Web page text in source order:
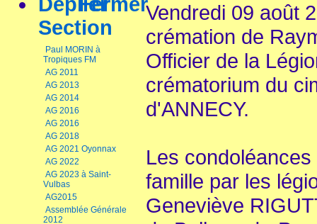
Section
Paul MORIN à
Tropiques FM
AG 2011
AG 2013
AG 2014
AG 2016
AG 2016
AG 2018
AG 2021 Oyonnax
AG 2022
AG 2023 à Saint-
Vulbas
AG2015
Assemblée Générale
2012
Vendredi 09 août
crémation de
Officier de la
crématorium du
d'ANNECY.
Les
famille par les
Geneviève